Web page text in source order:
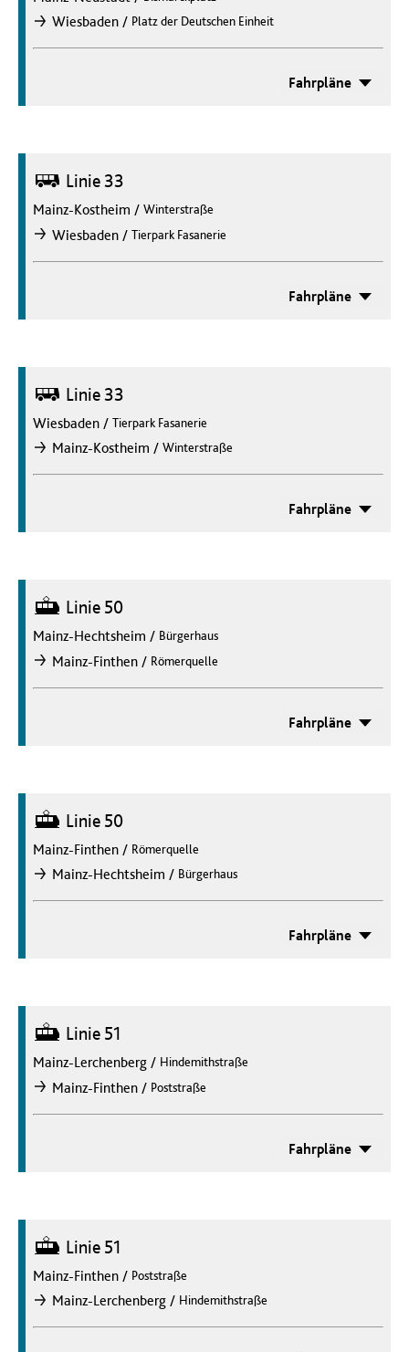
nachWiesbaden / Platz der Deutschen Einheit
Fahrpläne
Bus Linie 33
Mainz-Kostheim / Winterstraße
nachWiesbaden / Tierpark Fasanerie
Fahrpläne
Bus Linie 33
Wiesbaden / Tierpark Fasanerie
nachMainz-Kostheim / Winterstraße
Fahrpläne
Straßenbahn
Linie 50
Mainz-Hechtsheim / Bürgerhaus
nachMainz-Finthen / Römerquelle
Fahrpläne
Straßenbahn
Linie 50
Mainz-Finthen / Römerquelle
nachMainz-Hechtsheim / Bürgerhaus
Fahrpläne
Straßenbahn
Linie 51
Mainz-Lerchenberg / Hindemithstraße
nachMainz-Finthen / Poststraße
Fahrpläne
Straßenbahn
Linie 51
Mainz-Finthen / Poststraße
nachMainz-Lerchenberg / Hindemithstraße